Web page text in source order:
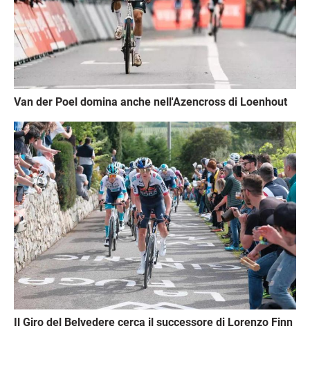
Van der Poel domina anche nell'Azencross di Loenhout
Immagine
Il Giro del Belvedere cerca il successore di Lorenzo Finn